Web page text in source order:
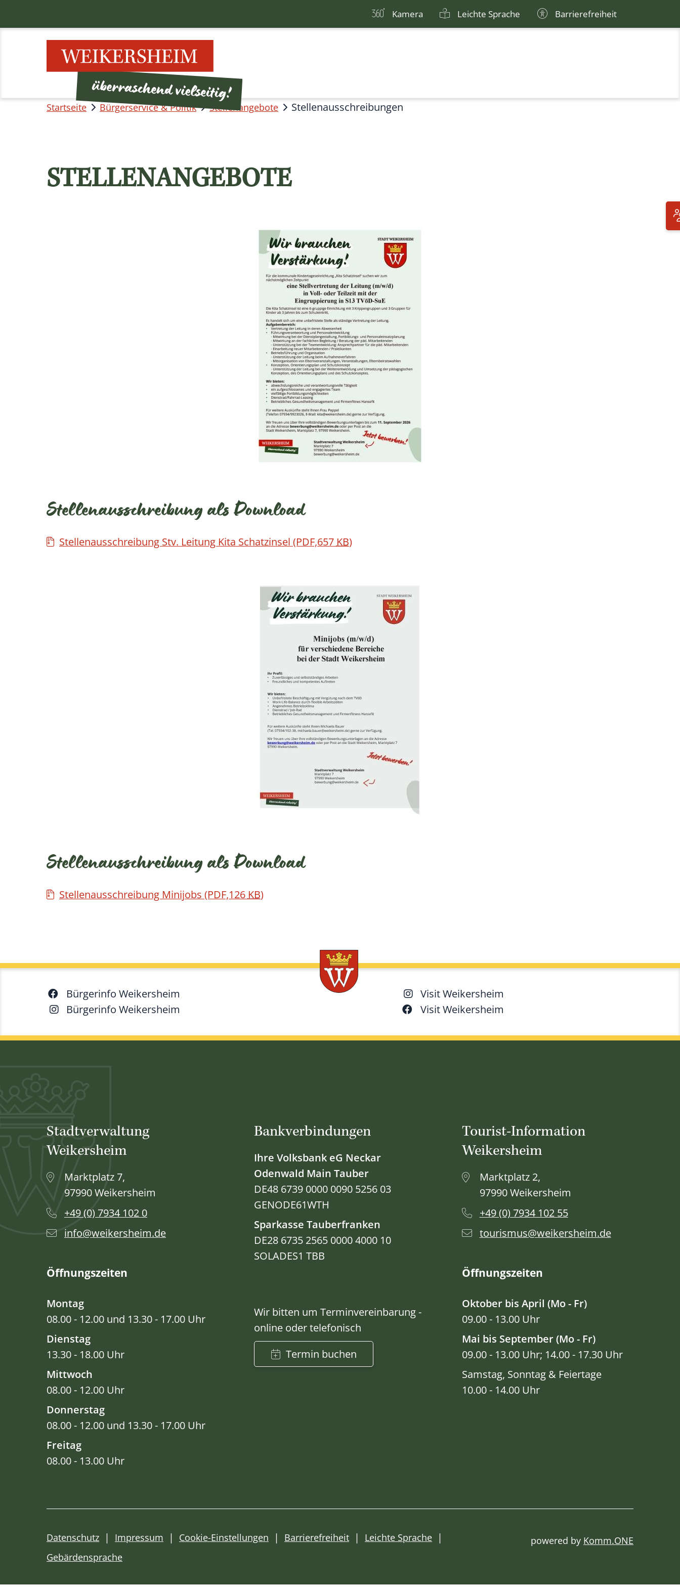
Kamera Leichte Sprache Barrierefreiheit
Startseite Bürgerservice & Politik Stellenangebote Stellenausschreibungen
STELLENANGEBOTE
Stellenausschreibung als Download
Stellenausschreibung Stv. Leitung Kita Schatzinsel (PDF,657 KB)
Stellenausschreibung als Download
Stellenausschreibung Minijobs (PDF,126 KB)
Bürgerinfo Weikersheim
Bürgerinfo Weikersheim
Visit Weikersheim
Visit Weikersheim
Stadtverwaltung
Weikersheim
Marktplatz 7,
97990 Weikersheim
+49 (0) 7934 102 0
info@weikersheim.de
Öffnungszeiten
Montag
08.00 - 12.00 und 13.30 - 17.00 Uhr
Dienstag
13.30 - 18.00 Uhr
Mittwoch
08.00 - 12.00 Uhr
Donnerstag
08.00 - 12.00 und 13.30 - 17.00 Uhr
Freitag
08.00 - 13.00 Uhr
Bankverbindungen
Ihre Volksbank eG Neckar
Odenwald Main Tauber
DE48 6739 0000 0090 5256 03
GENODE61WTH
Sparkasse Tauberfranken
DE28 6735 2565 0000 4000 10
SOLADES1 TBB
Wir bitten um Terminvereinbarung -
online oder telefonisch
Termin buchen
Tourist-Information
Weikersheim
Marktplatz 2,
97990 Weikersheim
+49 (0) 7934 102 55
tourismus@weikersheim.de
Öffnungszeiten
Oktober bis April (Mo - Fr)
09.00 - 13.00 Uhr
Mai bis September (Mo - Fr)
09.00 - 13.00 Uhr; 14.00 - 17.30 Uhr
Samstag, Sonntag & Feiertage
10.00 - 14.00 Uhr
Datenschutz Impressum Cookie-Einstellungen Barrierefreiheit
Leichte Sprache
Gebärdensprache
powered by Komm.ONE